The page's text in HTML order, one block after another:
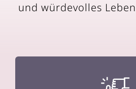
und würdevolles